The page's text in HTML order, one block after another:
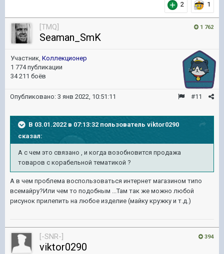
2 1
1 762
[TMQ]
Seaman_SmK
Участник, Коллекционер
1 774 публикации
34 211 боёв
#11
Опубликовано: 3 янв 2022, 10:51:11
В 03.01.2022 в 07:13:32 пользователь viktor0290
сказал:
А с чем это связано , и когда возобновится продажа
товаров с корабельной тематикой ?
А в чем проблема воспользоваться интернет магазином типо
всемайру?Или чем то подобным ...Там так же можно любой
рисунок прилепить на любое изделие (майку кружку и т.д.)
394
[-SNR-]
viktor0290